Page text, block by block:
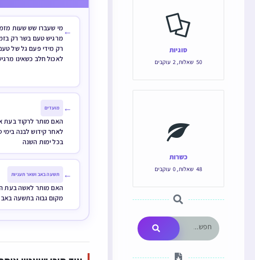
← מי שעברו שש שעות
מרגיש טעם בשר רק
רק מידי פעם גל של
לאכול חלב כשאינו
← מועדים
האם מותר לרקוד בעת
לאחר קידוש לבנה בימי
בכל ימות השנה
← תשעה באב ושאר תעניות
האם מותר לאשה בעת
מקום גבוה בתשעה באב
סוגיות
50 שאלות,
2 עוקבים
כשרות
48 שאלות,
0 עוקבים